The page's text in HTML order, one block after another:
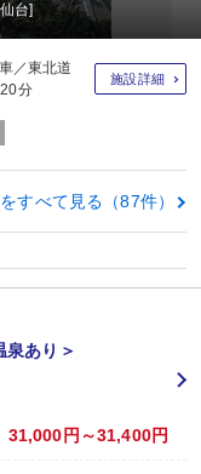
台]
／東北道
分
施設詳細
すべて見る（87件）
泉あり＞
31,000円～31,400円